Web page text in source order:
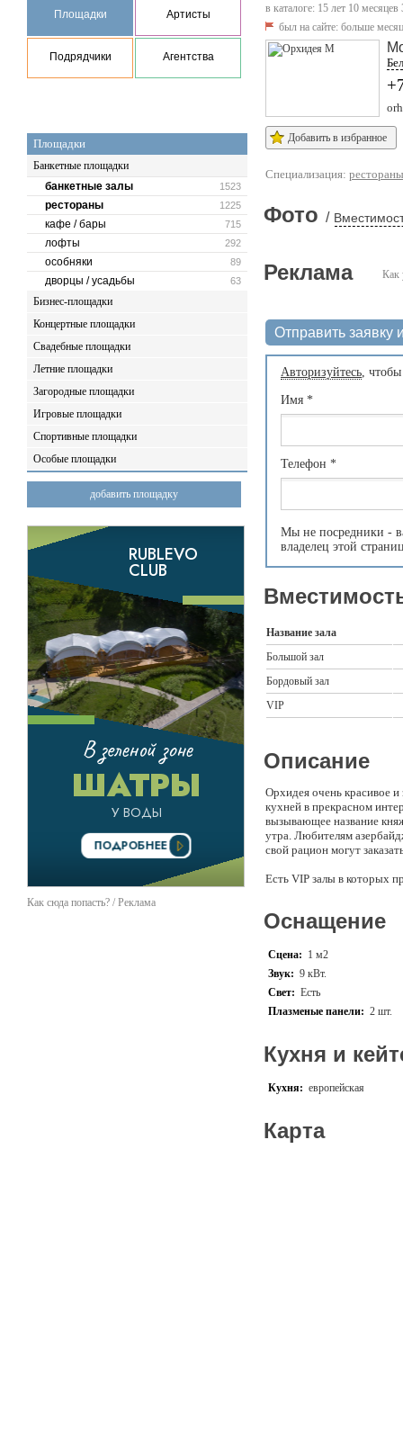
Площадки Артисты
Подрядчики Агентства
Площадки
Банкетные площадки
1523
банкетные залы
1225
рестораны
715
кафе / бары
292
лофты
89
особняки
63
дворцы / усадьбы
Бизнес-площадки
Концертные площадки
Свадебные площадки
Летние площадки
Загородные площадки
Игровые площадки
Спортивные площадки
Особые площадки
добавить площадку
Как сюда попасть? / Реклама
в каталоге: 15 лет 10 месяцев
был на сайте: больше
Добавить в избранное
Специализация: рестораны
Фото /
Как
Реклама
Отправить заявку
Авторизуйтесь,
Имя *
Телефон *
Мы не посредники -
владелец этой
Название зала
Большой зал
Бордовый зал
VIP
Описание
Орхидея очень красивое и
кухней в прекрасном
вызывающее название
утра. Любителям
свой рацион могут
Есть VIP залы в которых
мы всегда рады принять
другими событиями
Оснащение
Сцена: 1 м2
Звук: 9 кВт.
Свет: Есть
Плазменые панели: 2 шт.
Кухня и
Кухня: европейская
Карта